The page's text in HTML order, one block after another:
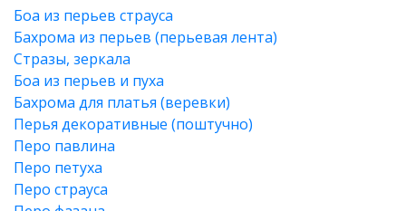
Боа из перьев страуса
Бахрома из перьев (перьевая лента)
Стразы, зеркала
Боа из перьев и пуха
Бахрома для платья (веревки)
Перья декоративные (поштучно)
Перо павлина
Перо петуха
Перо страуса